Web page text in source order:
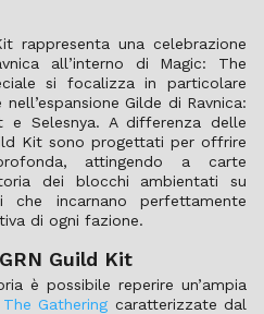
rappresenta una celebrazione
all’interno di Magic: The
si focalizza in particolare
Gilde di Ravnica:
e Selesnya. A differenza delle
Kit sono progettati per offrire
attingendo a carte
dei blocchi ambientati su
che incarnano perfettamente
di ogni fazione.
Guild Kit
è possibile reperire un’ampia
Gathering caratterizzate dal